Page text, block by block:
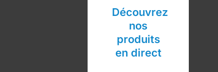
Découvrez
nos
produits
en direct